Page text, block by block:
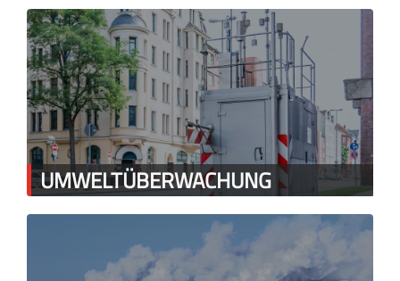
UMWELTÜBERWACHUNG